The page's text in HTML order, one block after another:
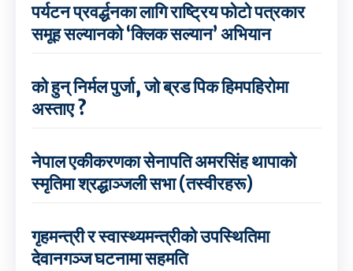
पर्यटन प्रवर्द्धनका लागि राष्ट्रिय फोटो पत्रकार
समूह सल्यानको ‘क्लिक सल्यान’ अभियान
को हुन् निर्मल पुर्जा, जो ब्रड पिक हिमपहिरोमा
अस्ताए ?
नेपाल एकीकरणका सेनापति अमरसिंह थापाको
स्मृतिमा श्रद्धाञ्जली सभा (तस्वीरहरू)
गृहमन्त्री र स्वास्थ्यमन्त्रीको उपस्थितिमा
देवानगञ्ज घटनामा सहमति